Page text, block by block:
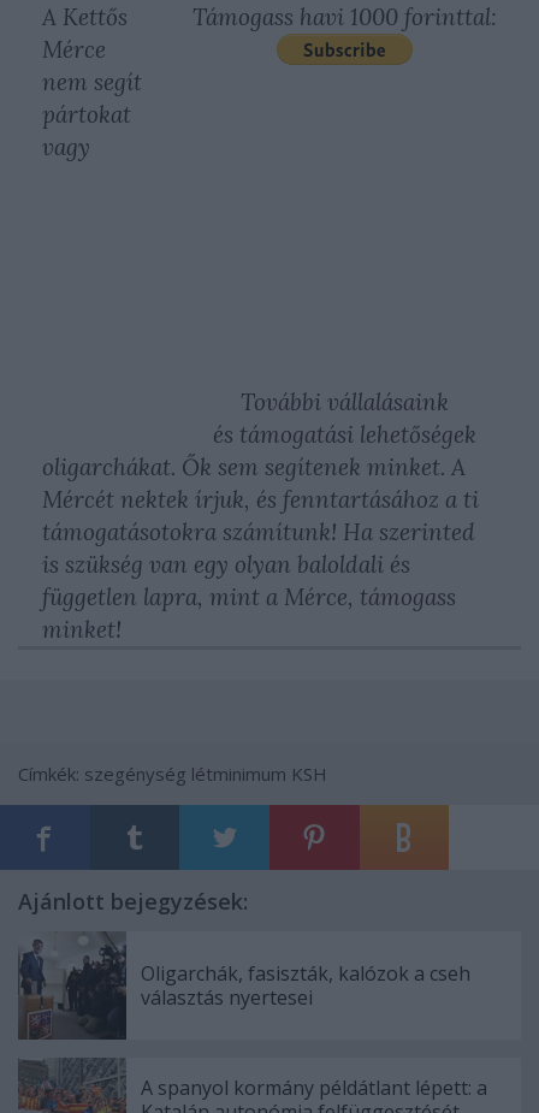
Támogass havi 1000 forinttal:
További vállalásaink
és támogatási lehetőségek
A Kettős
Mérce
nem segít
pártokat
vagy
oligarchákat. Ők sem segítenek minket. A
Mércét nektek írjuk, és fenntartásához a ti
támogatásotokra számítunk! Ha szerinted
is szükség van egy olyan baloldali és
független lapra, mint a Mérce, támogass
minket!
Címkék: szegénység létminimum KSH
Ajánlott bejegyzések:
Oligarchák, fasiszták, kalózok a cseh
választás nyertesei
A spanyol kormány példátlant lépett: a